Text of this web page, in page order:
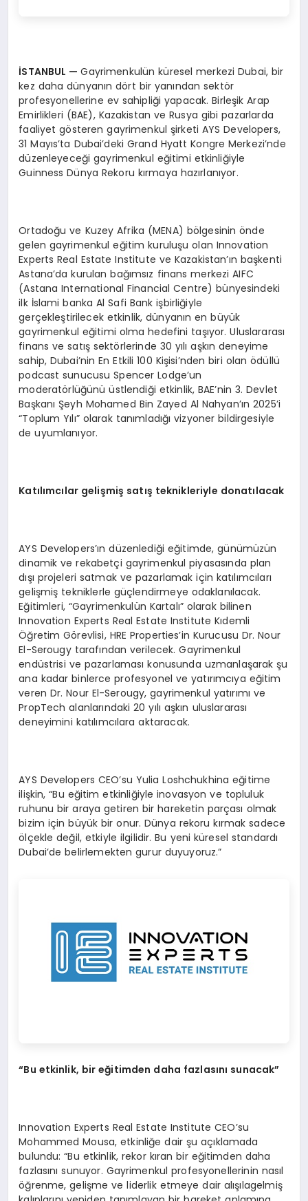
İSTANBUL —Gayrimenkulün küresel merkezi Dubai, bir
kez daha dünyanın dört bir yanından sektör
profesyonellerine ev sahipliği yapacak. Birleşik Arap
Emirlikleri (BAE), Kazakistan ve Rusya gibi pazarlarda
faaliyet gösteren gayrimenkul şirketi AYS Developers,
31 Mayıs’ta Dubai’deki Grand Hyatt Kongre Merkezi’nde
düzenleyeceği gayrimenkul eğitimi etkinliğiyle
Guinness Dünya Rekoru kırmaya hazırlanıyor.
Ortadoğu ve Kuzey Afrika (MENA) bölgesinin önde
gelen gayrimenkul eğitim kuruluşu olan Innovation
Experts Real Estate Institute ve Kazakistan’ın başkenti
Astana’da kurulan bağımsız finans merkezi AIFC
(Astana International Financial Centre) bünyesindeki
ilk İslami banka Al Safi Bank işbirliğiyle
gerçekleştirilecek etkinlik, dünyanın en büyük
gayrimenkul eğitimi olma hedefini taşıyor. Uluslararası
finans ve satış sektörlerinde 30 yılı aşkın deneyime
sahip, Dubai’nin En Etkili 100 Kişisi’nden biri olan ödüllü
podcast sunucusu Spencer Lodge’un
moderatörlüğünü üstlendiği etkinlik, BAE’nin 3. Devlet
Başkanı Şeyh Mohamed Bin Zayed Al Nahyan’ın 2025’i
“Toplum Yılı” olarak tanımladığı vizyoner bildirgesiyle
de uyumlanıyor.
Katılımcılar gelişmiş satış teknikleriyle donatılacak
AYS Developers’ın düzenlediği eğitimde, günümüzün
dinamik ve rekabetçi gayrimenkul piyasasında plan
dışı projeleri satmak ve pazarlamak için katılımcıları
gelişmiş tekniklerle güçlendirmeye odaklanılacak.
Eğitimleri, “Gayrimenkulün Kartalı” olarak bilinen
Innovation Experts Real Estate Institute Kıdemli
Öğretim Görevlisi, HRE Properties’in Kurucusu Dr. Nour
El-Serougy tarafından verilecek. Gayrimenkul
endüstrisi ve pazarlaması konusunda uzmanlaşarak şu
ana kadar binlerce profesyonel ve yatırımcıya eğitim
veren Dr. Nour El-Serougy, gayrimenkul yatırımı ve
PropTech alanlarındaki 20 yılı aşkın uluslararası
deneyimini katılımcılara aktaracak.
AYS Developers CEO’su Yulia Loshchukhina eğitime
ilişkin, “Bu eğitim etkinliğiyle inovasyon ve topluluk
ruhunu bir araya getiren bir hareketin parçası olmak
bizim için büyük bir onur. Dünya rekoru kırmak sadece
ölçekle değil, etkiyle ilgilidir. Bu yeni küresel standardı
Dubai’de belirlemekten gurur duyuyoruz.”
“Bu etkinlik, bir eğitimden daha fazlasını sunacak”
Innovation Experts Real Estate Institute CEO’su
Mohammed Mousa, etkinliğe dair şu açıklamada
bulundu: “Bu etkinlik, rekor kıran bir eğitimden daha
fazlasını sunuyor. Gayrimenkul profesyonellerinin nasıl
öğrenme, gelişme ve liderlik etmeye dair alışılagelmiş